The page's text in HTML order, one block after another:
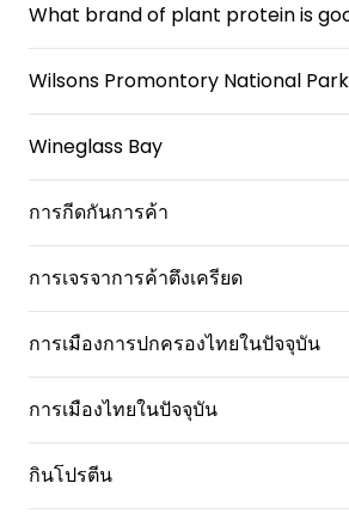
What brand of plant protein is
Wilsons Promontory National Park
Wineglass Bay
การกีดกันการค้า
การเจรจาการค้าตึงเครียด
การเมืองการปกครองไทยในปัจจุบัน
การเมืองไทยในปัจจุบัน
กินโปรตีน